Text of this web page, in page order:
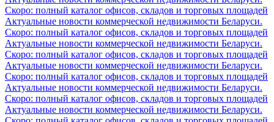
Скоро: полный каталог офисов, складов и торговых площадей
Актуальные новости коммерческой недвижимости Беларуси.
Скоро: полный каталог офисов, складов и торговых площадей
Актуальные новости коммерческой недвижимости Беларуси.
Скоро: полный каталог офисов, складов и торговых площадей
Актуальные новости коммерческой недвижимости Беларуси.
Скоро: полный каталог офисов, складов и торговых площадей
Актуальные новости коммерческой недвижимости Беларуси.
Скоро: полный каталог офисов, складов и торговых площадей
Актуальные новости коммерческой недвижимости Беларуси.